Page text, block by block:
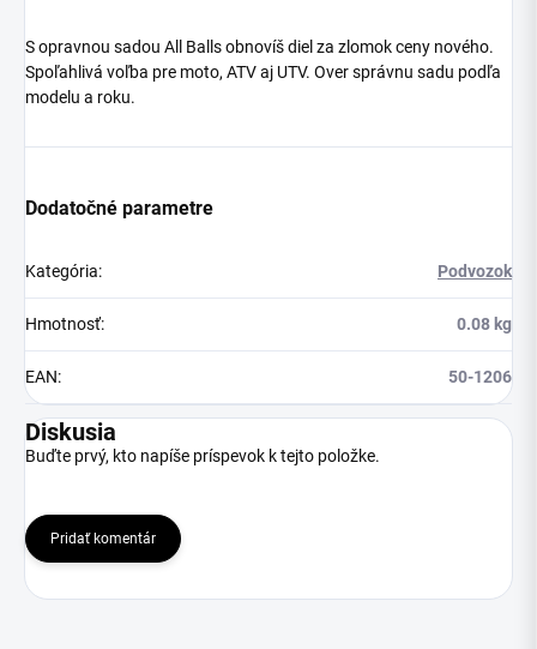
S opravnou sadou All Balls obnovíš diel za zlomok ceny nového.
Spoľahlivá voľba pre moto, ATV aj UTV. Over správnu sadu podľa
modelu a roku.
Dodatočné parametre
Kategória: Podvozok
Hmotnosť: 0.08 kg
EAN: 50-1206
Diskusia
Buďte prvý, kto napíše príspevok k tejto položke.
Pridať komentár